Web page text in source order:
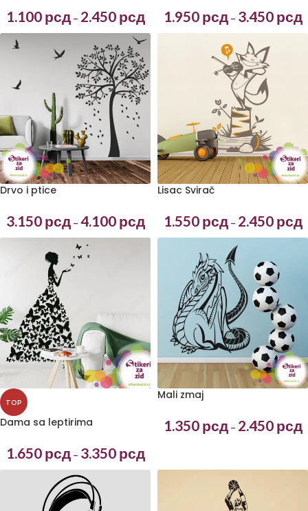
1.100 рсд – 2.450 рсд 1.950 рсд – 3.450 рсд
Drvo i ptice
3.150 рсд – 4.100 рсд
Lisac Svirač
1.550 рсд – 2.450 рсд
TOP
Dama sa leptirima
1.650 рсд – 3.350 рсд
Mali zmaj
1.350 рсд – 2.450 рсд